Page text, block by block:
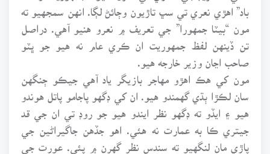
باد” اهڙي نعري تي سڀ تاڙيون وڄائڻ لڳا. انهن سمجهيو ته
مون “بيٽا جمهورا” جي تعريف ۾ نعرو هنيو آهي. دراصل
تن ڏينهن لفظ جمهوريت ان ڪري عام نه هيو جو ڀٽو
صاحب اڃان وزير خارجه هيو.
مون کي هڪ اهڙو مهاجر بازيگر ياد آهي جيڪو ڄنگهن
سان لڪڙا ٻڌي گهمندو هيو. ان کي ڊگهو پاجامو پاتل هوندو
هيو ۽ ايڏو ته ڊگهو نظر ايندو هيو جو روڊ تي ان جي قد
جيتري ڪا به عمارت نه هئي. اهو جڏهن جاگيراڻين جي
پاڙي مان لنگهيو ته سندس نظر گهرن ۾ پئي. عورت جي